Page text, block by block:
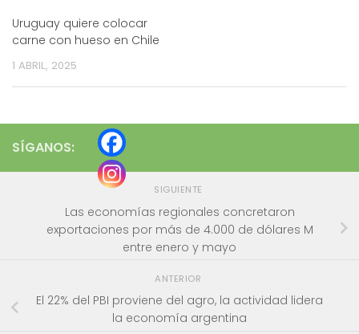
Uruguay quiere colocar
carne con hueso en Chile
1 ABRIL, 2025
SÍGANOS:
SIGUIENTE
Las economías regionales concretaron
exportaciones por más de 4.000 de dólares M
entre enero y mayo
ANTERIOR
El 22% del PBI proviene del agro, la actividad lidera
la economía argentina